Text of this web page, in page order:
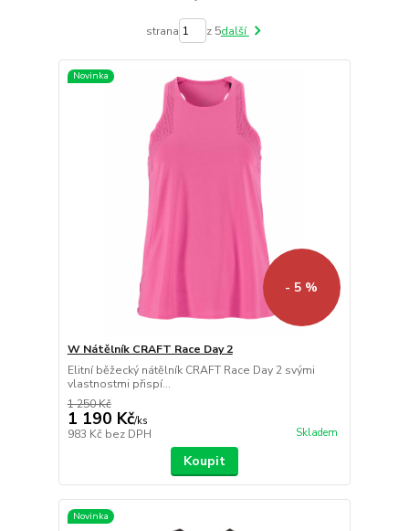
strana z 5další
Novinka
- 5 %
W Nátělník CRAFT Race Day 2
Elitní běžecký nátělník CRAFT Race Day 2 svými
vlastnostmi přispí...
1 250 Kč
1 190 Kč/ks
983 Kč bez DPH Skladem
Koupit
Novinka